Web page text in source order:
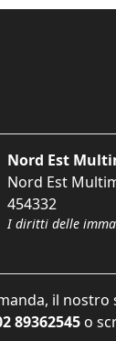
Nord Est
Nord Est
454332
I diritti delle
il
89362545 o